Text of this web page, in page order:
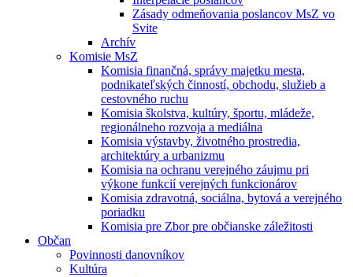
Zásady odmeňovania poslancov MsZ vo
Svite
Archív
Komisie MsZ
Komisia finančná, správy majetku mesta,
podnikateľských činností, obchodu, služieb a
cestovného ruchu
Komisia školstva, kultúry, športu, mládeže,
regionálneho rozvoja a mediálna
Komisia výstavby, životného prostredia,
architektúry a urbanizmu
Komisia na ochranu verejného záujmu pri
výkone funkcií verejných funkcionárov
Komisia zdravotná, sociálna, bytová a verejného
poriadku
Komisia pre Zbor pre občianske záležitosti
Občan
Povinnosti danovníkov
Kultúra